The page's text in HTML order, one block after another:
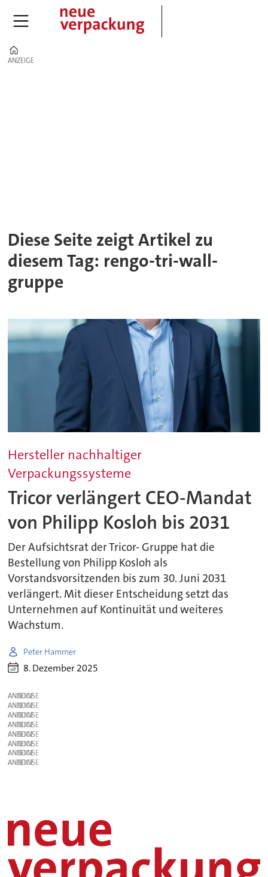
ANZEIGE
ANZEIGE
Diese Seite zeigt Artikel zu
diesem Tag: rengo-tri-wall-
gruppe
Hersteller nachhaltiger
Verpackungssysteme
Tricor verlängert CEO-Mandat
von Philipp Kosloh bis 2031
Der Aufsichtsrat der Tricor- Gruppe hat die
Bestellung von Philipp Kosloh als
Vorstandsvorsitzenden bis zum 30. Juni 2031
verlängert. Mit dieser Entscheidung setzt das
Unternehmen auf Kontinuität und weiteres
Wachstum.
Peter Hammer
8. Dezember 2025
ANZEIGE
ANZEIGE
ANZEIGE
ANZEIGE
ANZEIGE
ANZEIGE
ANZEIGE
ANZEIGE